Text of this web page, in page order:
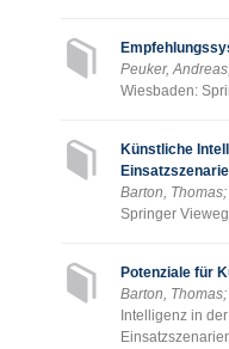
Peuker,
Wiesbaden:
Künstliche
Barton,
Springer
Potenziale für
Barton,
Intelligenz in